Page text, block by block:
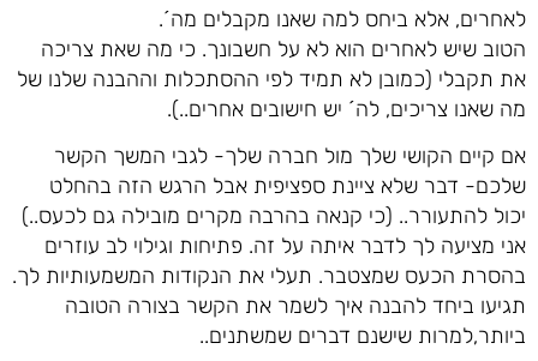
לאחרים, אלא ביחס למה שאנו מקבלים מה´.
הטוב שיש לאחרים הוא לא על חשבונך. כי מה שאת צריכה
את תקבלי (כמובן לא תמיד לפי ההסתכלות וההבנה שלנו של
מה שאנו צריכים, לה´ יש חישובים אחרים..).
אם קיים הקושי שלך מול חברה שלך- לגבי המשך הקשר
שלכם- דבר שלא ציינת ספציפית אבל הרגש הזה בהחלט
יכול להתעורר.. (כי קנאה בהרבה מקרים מובילה גם לכעס..)
אני מציעה לך לדבר איתה על זה. פתיחות וגילוי לב עוזרים
בהסרת הכעס שמצטבר. תעלי את הנקודות המשמעותיות לך.
תגיעו ביחד להבנה איך לשמר את הקשר בצורה הטובה
ביותר,למרות שישנם דברים שמשתנים..